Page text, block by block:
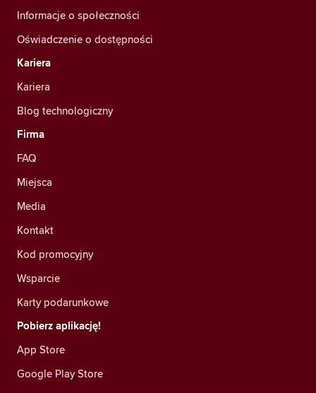
Informacje o społeczności
Oświadczenie o dostępności
Kariera
Kariera
Blog technologiczny
Firma
FAQ
Miejsca
Media
Kontakt
Kod promocyjny
Wsparcie
Karty podarunkowe
Pobierz aplikację!
App Store
Google Play Store